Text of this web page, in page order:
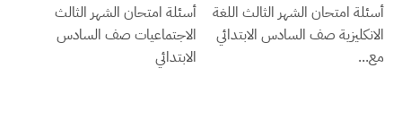
أسئلة امتحان الشهر الثالث اللغة
الانكليزية صف السادس الابتدائي
مع...
أسئلة امتحان الشهر الثالث
الاجتماعيات صف السادس
الابتدائي